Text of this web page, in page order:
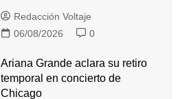
Redacción Voltaje
06/08/2026
0
Ariana Grande aclara su retiro
temporal en concierto de
Chicago